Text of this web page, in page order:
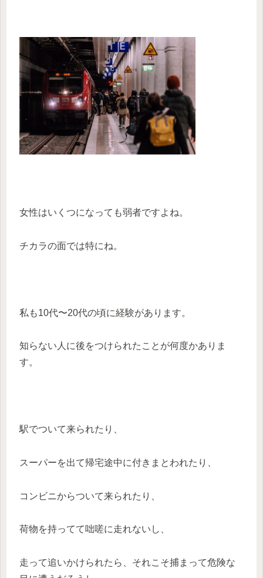
女性はいくつになっても弱者ですよね。
チカラの面では特にね。
私も10代〜20代の頃に経験があります。
知らない人に後をつけられたことが何度かありま
す。
駅でついて来られたり、
スーパーを出て帰宅途中に付きまとわれたり、
コンビニからついて来られたり、
荷物を持ってて咄嗟に走れないし、
走って追いかけられたら、それこそ捕まって危険な